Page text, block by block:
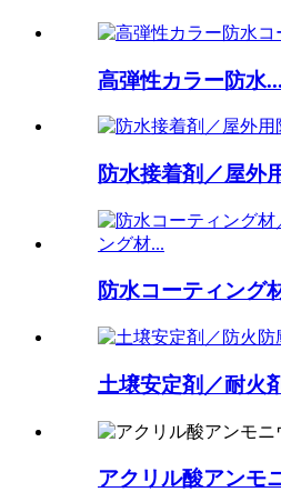
高弾性カラー防水...
防水接着剤／屋外
防水コーティング
土壌安定剤／耐火
アクリル酸アンモ